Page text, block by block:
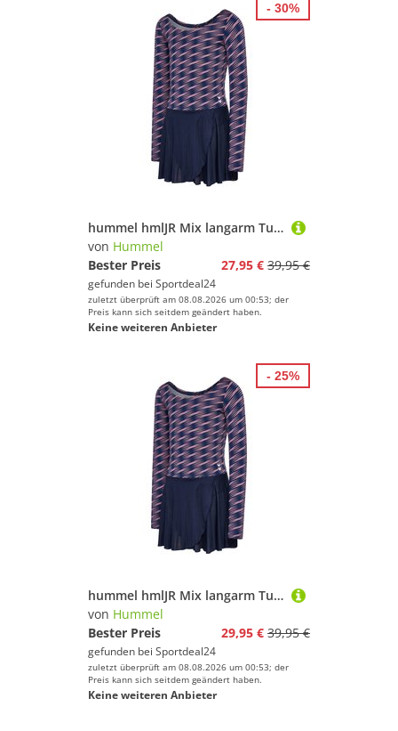
hummel hmlJR Mix langarm Turnanzug Mädchen 3184 - wistful mauve 140
von Hummel
Bester Preis
27,95 € 39,95 €
gefunden bei Sportdeal24
zuletzt überprüft am 08.08.2026 um 00:53; der
Preis kann sich seitdem geändert haben.
Keine weiteren Anbieter
- 30%
hummel hmlJR Mix langarm Turnanzug Mädchen 3184 - wistful mauve 128
von Hummel
Bester Preis
29,95 € 39,95 €
gefunden bei Sportdeal24
zuletzt überprüft am 08.08.2026 um 00:53; der
Preis kann sich seitdem geändert haben.
Keine weiteren Anbieter
- 25%